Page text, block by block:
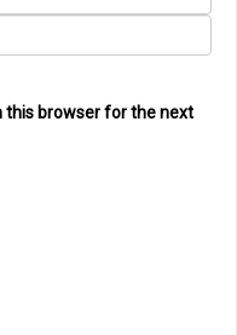
this browser for the next